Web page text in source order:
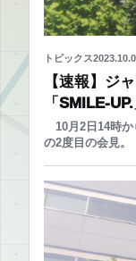
トピックス
【速報】ジ
「SMILE-
10月2日14時か
の2度目の会見